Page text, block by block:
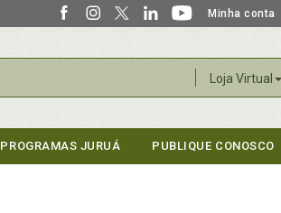
Minha conta
Loja Virtual
PROGRAMAS JURUÁ PUBLIQUE CONOSCO